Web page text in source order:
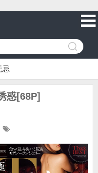
忌
惑[68P]